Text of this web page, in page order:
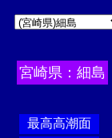
宮崎県：細島
最高高潮面